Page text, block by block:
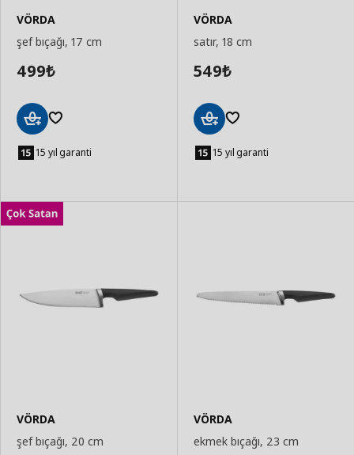
VÖRDA
şef bıçağı, 17 cm
499₺
Ekle 15 yıl garanti
VÖRDA
satır, 18 cm
549₺
Ekle 15 yıl garanti
VÖRDA
şef bıçağı, 20 cm
VÖRDA
ekmek bıçağı, 23 cm